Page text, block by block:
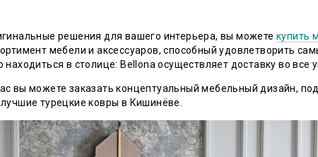
решения для вашего интерьера, вы можете купить
мебели и аксессуаров, способный удовлетворить
в столице: Bellona осуществляет доставку во все
вы можете заказать концептуальный мебельный дизайн,
турецкие ковры в Кишинёве.